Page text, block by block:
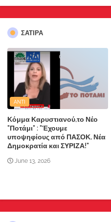
ΣΑΤΙΡΑ
ANTI
Κόμμα Καρυστιανού,το Νέο
"Ποτάμι" : "Έχουμε
υποψηφίους από ΠΑΣΟΚ, Νέα
Δημοκρατία και ΣΥΡΙΖΑ!"
June 13, 2026